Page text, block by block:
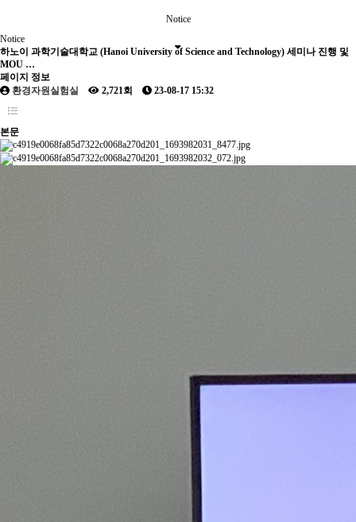
Notice
Notice
하노이 과학기술대학교 (Hanoi University of Science and Technology) 세미나 진행 및
MOU …
페이지 정보
환경자원실험실
2,721회 23-08-17 15:32
본문